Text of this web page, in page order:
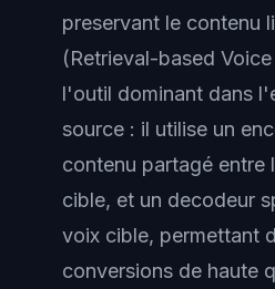
preservant le contenu
(Retrieval-based
l'outil dominant dans
source : il utilise un
contenu partagé entre
cible, et un decodeur
voix cible, permettant
conversions de haute